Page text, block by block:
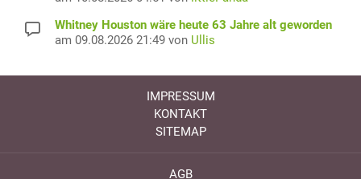
Whitney Houston wäre heute 63 Jahre alt geworden
am 09.08.2026 21:49 von Ullis
IMPRESSUM
KONTAKT
SITEMAP
AGB